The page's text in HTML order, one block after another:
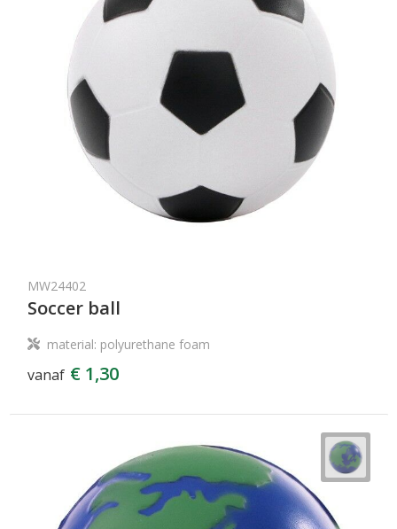
MW24402
Soccer ball
material: polyurethane foam
vanaf € 1,30